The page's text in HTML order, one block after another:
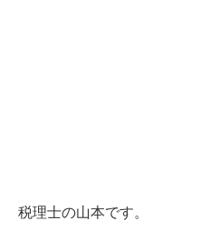
税理士の山本です。